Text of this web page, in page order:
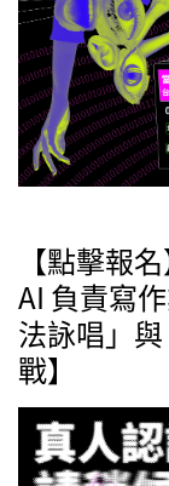
【點擊報
AI 負責寫
法詠唱」
戰】